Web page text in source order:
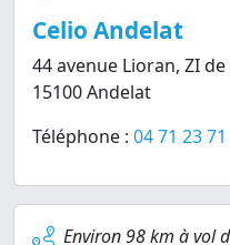
Celio Andelat
44 avenue Lioran, ZI de
15100 Andelat
Téléphone : 04 71 23
Environ 98 km à vol